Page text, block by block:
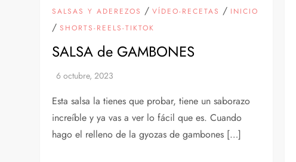
SALSAS Y ADEREZOS /VÍDEO-RECETAS / INICIO
/SHORTS-REELS-TIKTOK
SALSA de GAMBONES
Esta salsa la tienes que probar, tiene un saborazo
increíble y ya vas a ver lo fácil que es. Cuando
hago el relleno de la gyozas de gambones […]